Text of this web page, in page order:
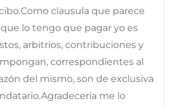
clausula que parece
lo tengo que pagar yo es
arbitrios, contribuciones y
correspondientes al
del mismo, son de exclusiva
me lo